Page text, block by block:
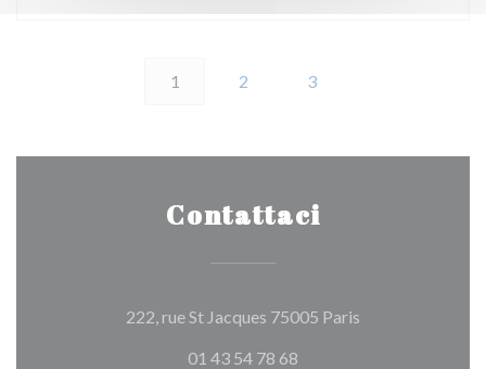
1 2 3
Contattaci
222, rue St Jacques 75005 Paris
01 43 54 78 68